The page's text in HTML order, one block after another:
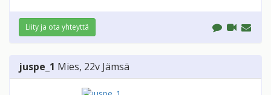
Liity ja ota yhteyttä
juspe_1 Mies, 22v Jämsä